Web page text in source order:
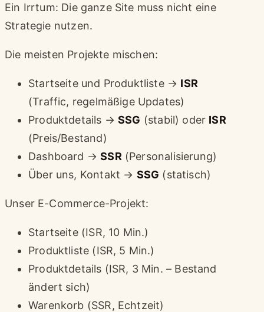
Ein Irrtum: Die ganze Site muss nicht eine
Strategie nutzen.
Die meisten Projekte mischen:
Startseite und Produktliste → ISR
(Traffic, regelmäßige Updates)
Produktdetails →SSG (stabil) oder ISR
(Preis/Bestand)
Dashboard →SSR (Personalisierung)
Über uns, Kontakt → SSG (statisch)
Unser E-Commerce-Projekt:
Startseite (ISR, 10 Min.)
Produktliste (ISR, 5 Min.)
Produktdetails (ISR, 3 Min. – Bestand
ändert sich)
Warenkorb (SSR, Echtzeit)